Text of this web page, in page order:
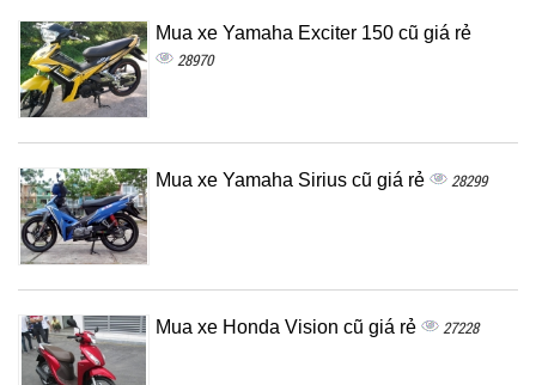
Mua xe Yamaha Exciter 150 cũ giá rẻ
28970
Mua xe Yamaha Sirius cũ giá rẻ 28299
Mua xe Honda Vision cũ giá rẻ 27228